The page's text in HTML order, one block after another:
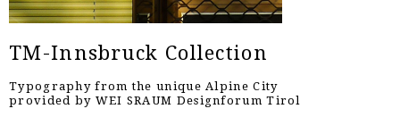
TM-Innsbruck Collection
Typography from the unique Alpine City
provided by WEI SRAUM Designforum Tirol